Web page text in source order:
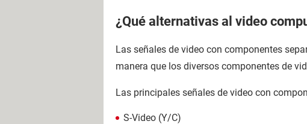
¿Qué alternativas al video
Las señales de video con componentes
manera que los diversos componentes de
Las principales señales de video con
S-Video (Y/C)